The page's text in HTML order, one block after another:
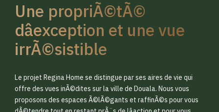
Une propriÃ©tÃ©
dâexception et une vue
irrÃ©sistible
Le projet Regina Home se distingue par ses aires de vie qui
offre des vues inÃ©dites sur la ville de Douala. Nous vous
proposons des espaces Ã©lÃ©gants et raffinÃ©s pour vous
0
1
0
1